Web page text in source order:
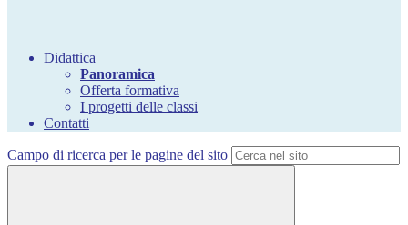
Didattica
Panoramica
Offerta formativa
I progetti delle classi
Contatti
Campo di ricerca per le pagine del sito